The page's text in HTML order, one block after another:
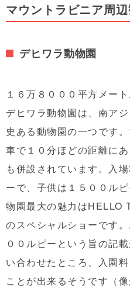
マウントラビニア周
デヒワラ動物園
１６万８０００平方メー
デヒワラ動物園は、南ア
史ある動物園の一つです
車で１０分ほどの距離に
も併設されています。入
ーで、子供は１５００ル
物園最大の魅力はHELLO
のスペシャルショーです
００ルピーという旨の記
い合わせたところ、入園
ことが出来るそうです（